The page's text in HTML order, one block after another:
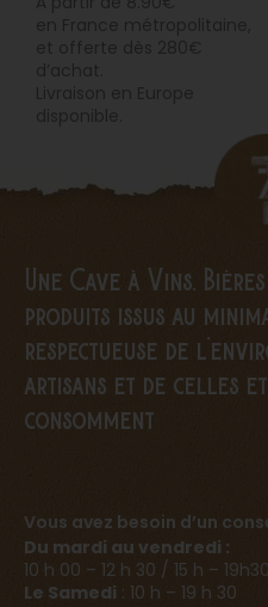
Une Cave à Vins,
produits issus au
respectueuse de
artisans et de celles
consomment
Vous avez besoin d’un
Du mardi au vendredi :
10 h 00 – 12 h 30 / 15 h – 19h30
Le Samedi : 10 h – 19 h 30